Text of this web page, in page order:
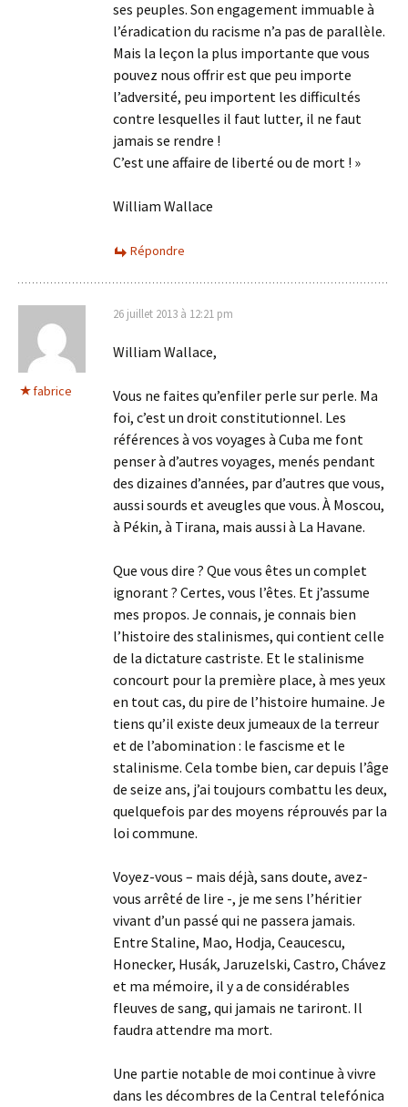
ses peuples. Son engagement immuable à
l’éradication du racisme n’a pas de parallèle.
Mais la leçon la plus importante que vous
pouvez nous offrir est que peu importe
l’adversité, peu importent les difficultés
contre lesquelles il faut lutter, il ne faut
jamais se rendre !
C’est une affaire de liberté ou de mort ! »
William Wallace
Répondre
fabrice
26 juillet 2013 à 12:21 pm
William Wallace,
Vous ne faites qu’enfiler perle sur perle. Ma
foi, c’est un droit constitutionnel. Les
références à vos voyages à Cuba me font
penser à d’autres voyages, menés pendant
des dizaines d’années, par d’autres que vous,
aussi sourds et aveugles que vous. À Moscou,
à Pékin, à Tirana, mais aussi à La Havane.
Que vous dire ? Que vous êtes un complet
ignorant ? Certes, vous l’êtes. Et j’assume
mes propos. Je connais, je connais bien
l’histoire des stalinismes, qui contient celle
de la dictature castriste. Et le stalinisme
concourt pour la première place, à mes yeux
en tout cas, du pire de l’histoire humaine. Je
tiens qu’il existe deux jumeaux de la terreur
et de l’abomination : le fascisme et le
stalinisme. Cela tombe bien, car depuis l’âge
de seize ans, j’ai toujours combattu les deux,
quelquefois par des moyens réprouvés par la
loi commune.
Voyez-vous – mais déjà, sans doute, avez-
vous arrêté de lire -, je me sens l’héritier
vivant d’un passé qui ne passera jamais.
Entre Staline, Mao, Hodja, Ceaucescu,
Honecker, Husák, Jaruzelski, Castro, Chávez
et ma mémoire, il y a de considérables
fleuves de sang, qui jamais ne tariront. Il
faudra attendre ma mort.
Une partie notable de moi continue à vivre
dans les décombres de la Central telefónica